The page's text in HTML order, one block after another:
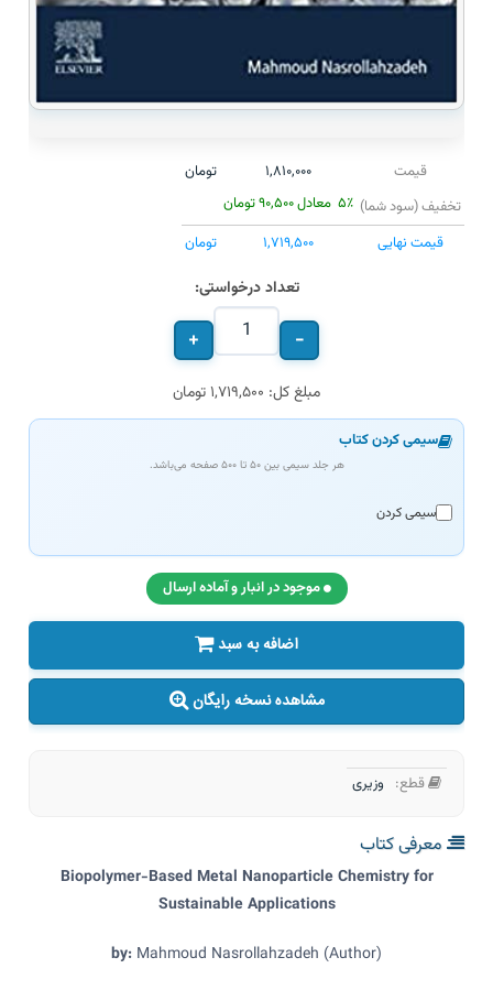
قیمت ۱,۸۱۰,۰۰۰
تومان
تخفیف (سود شما) ۵٪ معادل۹۰,۵۰۰تومان
قیمت نهایی
۱,۷۱۹,۵۰۰ تومان
تعداد درخواستی:
−
+
مبلغ کل: ۱,۷۱۹,۵۰۰ تومان
سیمی کردن کتاب
هر جلد سیمی بین ۵۰ تا ۵۰۰ صفحه می‌باشد.
سیمی کردن
موجود در انبار و آماده ارسال
اضافه به سبد
مشاهده نسخه رایگان
قطع: وزیری
معرفی کتاب
Biopolymer-Based Metal Nanoparticle Chemistry for
Sustainable Applications
by: Mahmoud Nasrollahzadeh (Author)